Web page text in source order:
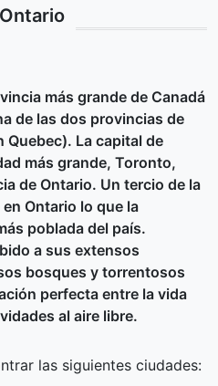
más grande de Canadá
de las dos provincias de
Quebec). La capital de
más grande, Toronto,
de Ontario. Un tercio de la
Ontario lo que la
poblada del país.
a sus extensos
bosques y torrentosos
perfecta entre la vida
al aire libre.
las siguientes ciudades: